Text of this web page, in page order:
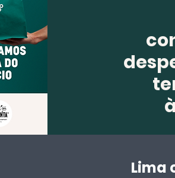
Lima